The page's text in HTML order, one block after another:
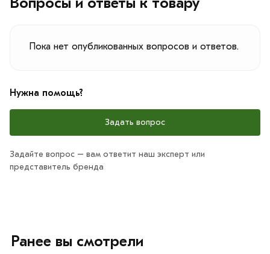
Пока нет опубликованных вопросов и ответов.
Нужна помощь?
Задать вопрос
Задайте вопрос – вам ответит наш эксперт или
представитель бренда
Ранее вы смотрели